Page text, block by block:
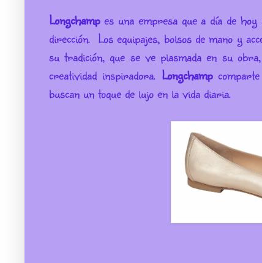
Longchampes una empresa que a día de hoy
dirección. Los equipajes, bolsos de mano y
su tradición, que se ve plasmada en su
creatividad inspiradora. Longchamp
buscan un toque de lujo en la vida diaria.